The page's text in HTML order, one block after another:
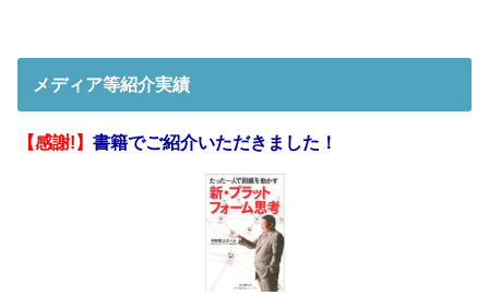
メディア等紹介実績
【感謝!】書籍でご紹介いただきました！